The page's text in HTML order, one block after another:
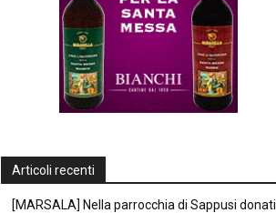
Articoli recenti
[MARSALA] Nella parrocchia di Sappusi donati